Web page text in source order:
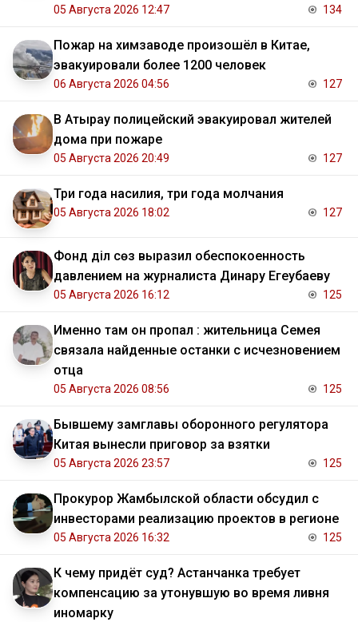
05 Августа 2026 12:47 134
Пожар на химзаводе произошёл в Китае,
эвакуировали более 1200 человек
06 Августа 2026 04:56 127
В Атырау полицейский эвакуировал жителей
дома при пожаре
05 Августа 2026 20:49 127
Три года насилия, три года молчания
05 Августа 2026 18:02 127
Фонд Әділ сөз выразил обеспокоенность
давлением на журналиста Динару Егеубаеву
05 Августа 2026 16:12 125
Именно там он пропал : жительница Семея
связала найденные останки с исчезновением
отца
05 Августа 2026 08:56 125
Бывшему замглавы оборонного регулятора
Китая вынесли приговор за взятки
05 Августа 2026 23:57 125
Прокурор Жамбылской области обсудил с
инвесторами реализацию проектов в регионе
05 Августа 2026 16:32 125
К чему придёт суд? Астанчанка требует
компенсацию за утонувшую во время ливня
иномарку